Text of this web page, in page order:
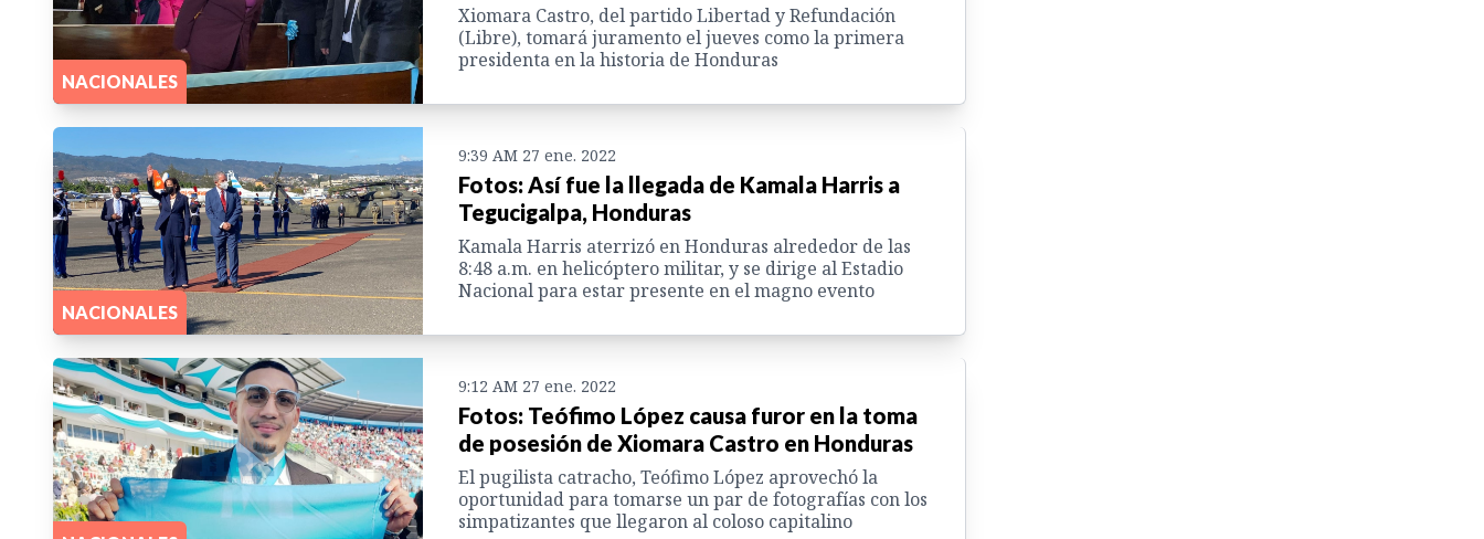
NACIONALES
Xiomara Castro, del partido Libertad y Refundación
(Libre), tomará juramento el jueves como la primera
presidenta en la historia de Honduras
NACIONALES
9:39 AM 27 ene. 2022
Fotos: Así fue la llegada de Kamala Harris a
Tegucigalpa, Honduras
Kamala Harris aterrizó en Honduras alrededor de las
8:48 a.m. en helicóptero militar, y se dirige al Estadio
Nacional para estar presente en el magno evento
9:12 AM 27 ene. 2022
Fotos: Teófimo López causa furor en la toma
de posesión de Xiomara Castro en Honduras
El pugilista catracho, Teófimo López aprovechó la
oportunidad para tomarse un par de fotografías con los
simpatizantes que llegaron al coloso capitalino